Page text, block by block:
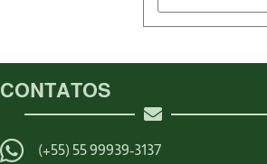
CONTATOS
(+55) 55 99939-3137